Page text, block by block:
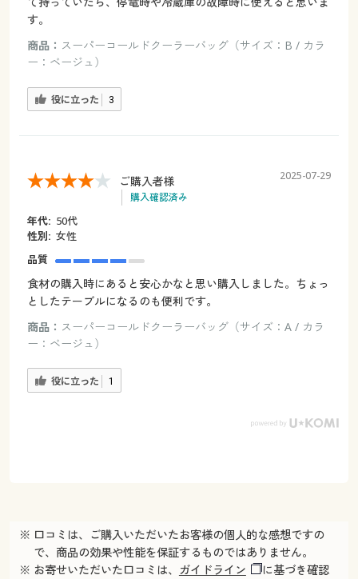
す。
商品： スーパーコールドクーラーバッグ（サイズ：B / カラ
ー：ベージュ）
役に立った 3
ご購入者様
購入確認済み
2025-07-29
年代: 50代
性別: 女性
品質
食材の購入時にあると安心かなと思い購入しました。ちょっ
としたテーブルになるのも便利です。
商品： スーパーコールドクーラーバッグ（サイズ：A / カラ
ー：ベージュ）
役に立った 1
※ 口コミは、ご購入いただいたお客様の個人的な感想ですの
で、商品の効果や性能を保証するものではありません。
※ お寄せいただいた口コミは、 ガイドライン
に基づき確認